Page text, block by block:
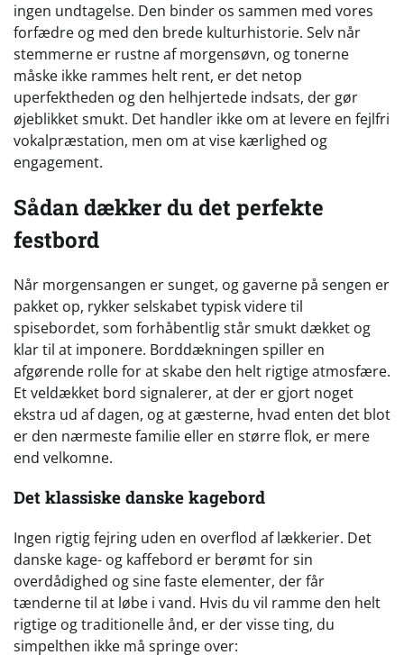
ingen undtagelse. Den binder os sammen med vores
forfædre og med den brede kulturhistorie. Selv når
stemmerne er rustne af morgensøvn, og tonerne
måske ikke rammes helt rent, er det netop
uperfektheden og den helhjertede indsats, der gør
øjeblikket smukt. Det handler ikke om at levere en fejlfri
vokalpræstation, men om at vise kærlighed og
engagement.
Sådan dækker du det perfekte
festbord
Når morgensangen er sunget, og gaverne på sengen er
pakket op, rykker selskabet typisk videre til
spisebordet, som forhåbentlig står smukt dækket og
klar til at imponere. Borddækningen spiller en
afgørende rolle for at skabe den helt rigtige atmosfære.
Et veldækket bord signalerer, at der er gjort noget
ekstra ud af dagen, og at gæsterne, hvad enten det blot
er den nærmeste familie eller en større flok, er mere
end velkomne.
Det klassiske danske kagebord
Ingen rigtig fejring uden en overflod af lækkerier. Det
danske kage- og kaffebord er berømt for sin
overdådighed og sine faste elementer, der får
tænderne til at løbe i vand. Hvis du vil ramme den helt
rigtige og traditionelle ånd, er der visse ting, du
simpelthen ikke må springe over: